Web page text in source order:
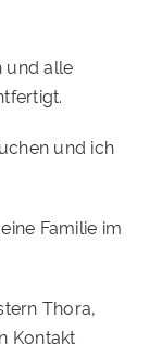
und alle
und ich
Familie im
Thora,
Kontakt